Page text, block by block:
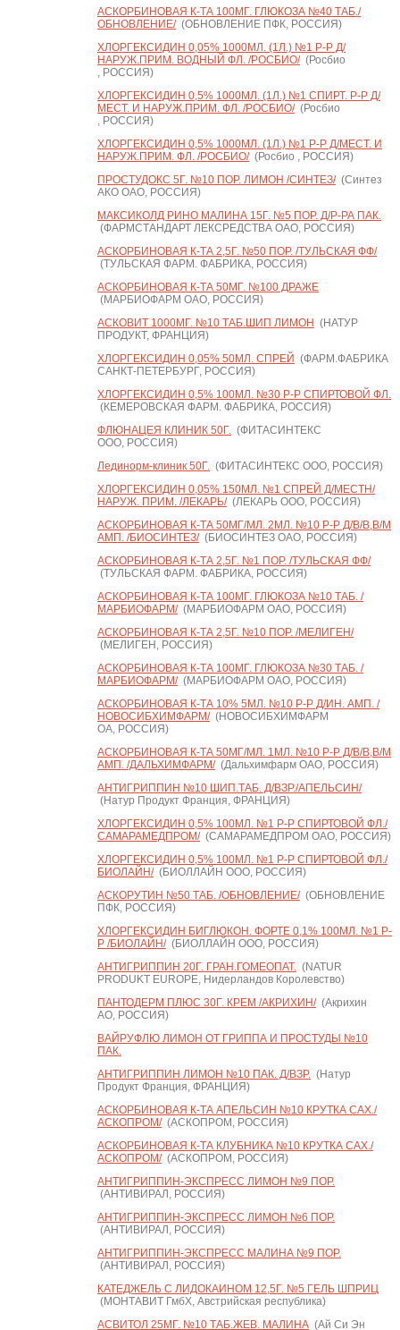
АСКОРБИНОВАЯ К-ТА 100МГ. ГЛЮКОЗА №40 ТАБ./
ОБНОВЛЕНИЕ/(ОБНОВЛЕНИЕ ПФК, РОССИЯ)
ХЛОРГЕКСИДИН 0,05% 1000МЛ. (1Л.) №1 Р-Р Д/
НАРУЖ.ПРИМ. ВОДНЫЙ ФЛ. /РОСБИО/(Росбио
, РОССИЯ)
ХЛОРГЕКСИДИН 0,5% 1000МЛ. (1Л.) №1 СПИРТ. Р-Р Д/
МЕСТ. И НАРУЖ.ПРИМ. ФЛ. /РОСБИО/(Росбио
, РОССИЯ)
ХЛОРГЕКСИДИН 0,5% 1000МЛ. (1Л.) №1 Р-Р Д/МЕСТ. И
НАРУЖ.ПРИМ. ФЛ. /РОСБИО/(Росбио , РОССИЯ)
ПРОСТУДОКС 5Г. №10 ПОР. ЛИМОН /СИНТЕЗ/(Синтез
АКО ОАО, РОССИЯ)
МАКСИКОЛД РИНО МАЛИНА 15Г. №5 ПОР. Д/Р-РА ПАК.
(ФАРМСТАНДАРТ ЛЕКСРЕДСТВА ОАО, РОССИЯ)
АСКОРБИНОВАЯ К-ТА 2,5Г. №50 ПОР. /ТУЛЬСКАЯ ФФ/
(ТУЛЬСКАЯ ФАРМ. ФАБРИКА, РОССИЯ)
АСКОРБИНОВАЯ К-ТА 50МГ. №100 ДРАЖЕ
(МАРБИОФАРМ ОАО, РОССИЯ)
АСКОВИТ 1000МГ. №10 ТАБ.ШИП ЛИМОН (НАТУР
ПРОДУКТ, ФРАНЦИЯ)
ХЛОРГЕКСИДИН 0,05% 50МЛ. СПРЕЙ (ФАРМ.ФАБРИКА
САНКТ-ПЕТЕРБУРГ, РОССИЯ)
ХЛОРГЕКСИДИН 0,5% 100МЛ. №30 Р-Р СПИРТОВОЙ ФЛ.
(КЕМЕРОВСКАЯ ФАРМ. ФАБРИКА, РОССИЯ)
ФЛЮНАЦЕЯ КЛИНИК 50Г.(ФИТАСИНТЕКС
ООО, РОССИЯ)
Лединорм-клиник 50Г.(ФИТАСИНТЕКС ООО, РОССИЯ)
ХЛОРГЕКСИДИН 0,05% 150МЛ. №1 СПРЕЙ Д/МЕСТН/
НАРУЖ. ПРИМ. /ЛЕКАРЬ/(ЛЕКАРЬ ООО, РОССИЯ)
АСКОРБИНОВАЯ К-ТА 50МГ/МЛ. 2МЛ. №10 Р-Р Д/В/В,В/М
АМП. /БИОСИНТЕЗ/(БИОСИНТЕЗ ОАО, РОССИЯ)
АСКОРБИНОВАЯ К-ТА 2,5Г. №1 ПОР. /ТУЛЬСКАЯ ФФ/
(ТУЛЬСКАЯ ФАРМ. ФАБРИКА, РОССИЯ)
АСКОРБИНОВАЯ К-ТА 100МГ. ГЛЮКОЗА №10 ТАБ. /
МАРБИОФАРМ/(МАРБИОФАРМ ОАО, РОССИЯ)
АСКОРБИНОВАЯ К-ТА 2,5Г. №10 ПОР. /МЕЛИГЕН/
(МЕЛИГЕН, РОССИЯ)
АСКОРБИНОВАЯ К-ТА 100МГ. ГЛЮКОЗА №30 ТАБ. /
МАРБИОФАРМ/(МАРБИОФАРМ ОАО, РОССИЯ)
АСКОРБИНОВАЯ К-ТА 10% 5МЛ. №10 Р-Р Д/ИН. АМП. /
НОВОСИБХИМФАРМ/(НОВОСИБХИМФАРМ
ОА, РОССИЯ)
АСКОРБИНОВАЯ К-ТА 50МГ/МЛ. 1МЛ. №10 Р-Р Д/В/В,В/М
АМП. /ДАЛЬХИМФАРМ/(Дальхимфарм ОАО, РОССИЯ)
АНТИГРИППИН №10 ШИП.ТАБ. Д/ВЗР./АПЕЛЬСИН/
(Натур Продукт Франция, ФРАНЦИЯ)
ХЛОРГЕКСИДИН 0,5% 100МЛ. №1 Р-Р СПИРТОВОЙ ФЛ./
САМАРАМЕДПРОМ/(САМАРАМЕДПРОМ ОАО, РОССИЯ)
ХЛОРГЕКСИДИН 0,5% 100МЛ. №1 Р-Р СПИРТОВОЙ ФЛ./
БИОЛАЙН/(БИОЛЛАЙН ООО, РОССИЯ)
АСКОРУТИН №50 ТАБ. /ОБНОВЛЕНИЕ/(ОБНОВЛЕНИЕ
ПФК, РОССИЯ)
ХЛОРГЕКСИДИН БИГЛЮКОН. ФОРТЕ 0,1% 100МЛ. №1 Р-
Р /БИОЛАЙН/(БИОЛЛАЙН ООО, РОССИЯ)
АНТИГРИППИН 20Г. ГРАН.ГОМЕОПАТ.(NATUR
PRODUKT EUROPE, Нидерландов Королевство)
ПАНТОДЕРМ ПЛЮС 30Г. КРЕМ /АКРИХИН/(Акрихин
АО, РОССИЯ)
ВАЙРУФЛЮ ЛИМОН ОТ ГРИППА И ПРОСТУДЫ №10
ПАК.
АНТИГРИППИН ЛИМОН №10 ПАК. Д/ВЗР.(Натур
Продукт Франция, ФРАНЦИЯ)
АСКОРБИНОВАЯ К-ТА АПЕЛЬСИН №10 КРУТКА САХ./
АСКОПРОМ/(АСКОПРОМ, РОССИЯ)
АСКОРБИНОВАЯ К-ТА КЛУБНИКА №10 КРУТКА САХ./
АСКОПРОМ/(АСКОПРОМ, РОССИЯ)
АНТИГРИППИН-ЭКСПРЕСС ЛИМОН №9 ПОР.
(АНТИВИРАЛ, РОССИЯ)
АНТИГРИППИН-ЭКСПРЕСС ЛИМОН №6 ПОР.
(АНТИВИРАЛ, РОССИЯ)
АНТИГРИППИН-ЭКСПРЕСС МАЛИНА №9 ПОР.
(АНТИВИРАЛ, РОССИЯ)
КАТЕДЖЕЛЬ С ЛИДОКАИНОМ 12,5Г. №5 ГЕЛЬ ШПРИЦ
(МОНТАВИТ ГмбХ, Австрийская республика)
АСВИТОЛ 25МГ. №10 ТАБ.ЖЕВ. МАЛИНА(Ай Си Эн